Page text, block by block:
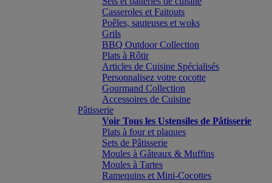
Casseroles et Faitouts
Poêles, sauteuses et woks
Grils
BBQ Outdoor Collection
Plats à Rôtir
Articles de Cuisine Spécialisés
Personnalisez votre cocotte
Gourmand Collection
Accessoires de Cuisine
Pâtisserie
Voir Tous les Ustensiles de Pâtisserie
Plats à four et plaques
Sets de Pâtisserie
Moules à Gâteaux & Muffins
Moules à Tartes
Ramequins et Mini-Cocottes